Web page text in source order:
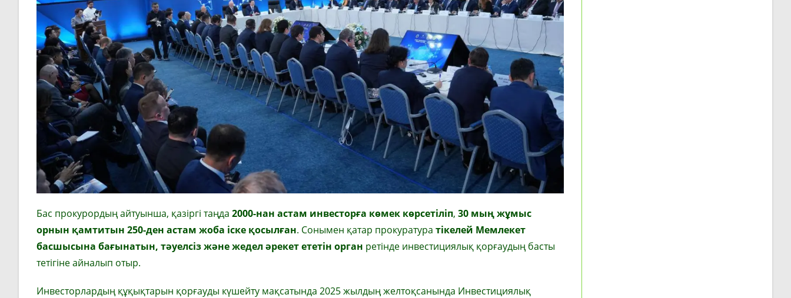
Бас прокурордың айтуынша, қазіргі таңда 2000-нан астам инвесторға көмек көрсетіліп, 30 мың жұмыс
орнын қамтитын 250-ден астам жоба іске қосылған. Сонымен қатар прокуратура тікелей Мемлекет
басшысына бағынатын, тәуелсіз және жедел әрекет ететін орган ретінде инвестициялық қорғаудың басты
тетігіне айналып отыр.
Инвесторлардың құқықтарын қорғауды күшейту мақсатында 2025 жылдың желтоқсанында Инвестициялық